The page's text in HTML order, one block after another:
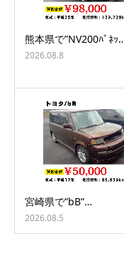
熊本県で”NV200ﾊﾞﾈｯ
2026.08.8
宮崎県で”bB”…
2026.08.5